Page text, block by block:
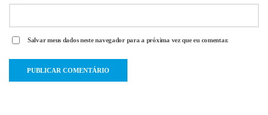
Salvar meus dados neste navegador para a próxima vez que eu comentar.